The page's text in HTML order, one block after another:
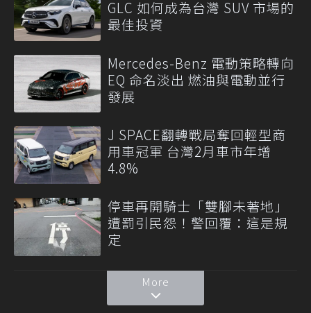
GLC 如何成為台灣 SUV 市場的
最佳投資
Mercedes-Benz 電動策略轉向
EQ 命名淡出 燃油與電動並行
發展
J SPACE翻轉戰局奪回輕型商
用車冠軍 台灣2月車市年增
4.8%
停車再開騎士「雙腳未著地」
遭罰引民怨！警回覆：這是規
定
More